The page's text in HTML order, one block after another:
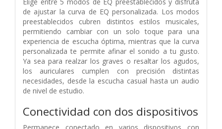
de ajustar la curva de EQ personalizada. Los modos
preestablecidos cubren distintos estilos musicales,
permitiendo cambiar con un solo toque para una
experiencia de escucha óptima, mientras que la curva
personalizada te permite afinar el sonido a tu gusto.
Ya sea para realzar los graves o resaltar los agudos,
los auriculares cumplen con precisión distintas
necesidades, desde la escucha casual hasta un audio
de nivel de estudio.
Conectividad con dos dispositivos
Permanece conectado en varios dispositivos con